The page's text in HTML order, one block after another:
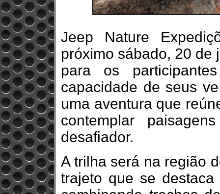
Jeep Nature
próximo sábado, 20 de
para os
capacidade de seus
uma aventura que
contemplar
desafiador.
A trilha será na região
trajeto que se